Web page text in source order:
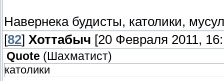
Навернека будисты, католики,
[82] Хоттабыч [20 Февраля 2011,
Quote ( Шахматист)
католики